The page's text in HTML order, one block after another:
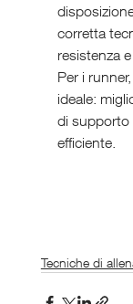
corretta
resistenza
Per i
ideale:
di supporto
efficiente.
Tecniche di